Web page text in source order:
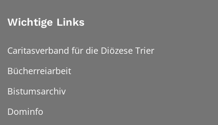
Wichtige Links
Caritasverband für die Diözese Trier
Bücherreiarbeit
Bistumsarchiv
Dominfo